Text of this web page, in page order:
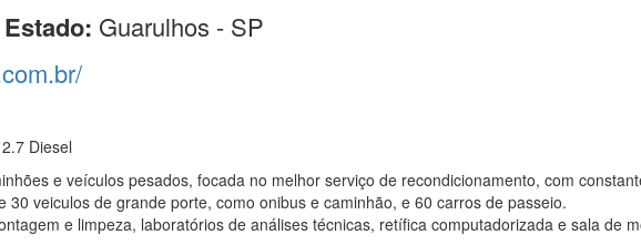
Estado: Guarulhos - SP
Diesel
e veículos pesados, focada no melhor serviço de recondicionamento, com
30 veiculos de grande porte, como onibus e caminhão, e 60 carros de passeio.
e limpeza, laboratórios de análises técnicas, retífica computadorizada e sala de